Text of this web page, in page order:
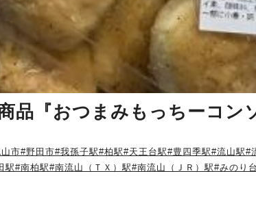
品『おつまみもっちーコン
市#野田市#我孫子駅#柏駅#天王台駅#豊四季駅#流山駅#
駅#南柏駅#南流山（ＴＸ）駅#南流山（ＪＲ）駅#みのり